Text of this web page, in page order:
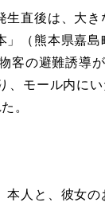
直後は、大き
（熊本県嘉島
客の避難誘導
、モール内にい
。
本人と、彼女